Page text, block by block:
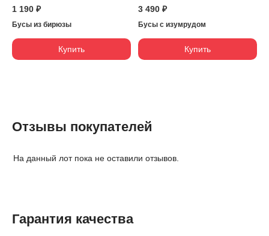
1 190 ₽
Бусы из бирюзы
Купить
3 490 ₽
Бусы с изумрудом
Купить
Отзывы покупателей
На данный лот пока не оставили отзывов.
Гарантия качества